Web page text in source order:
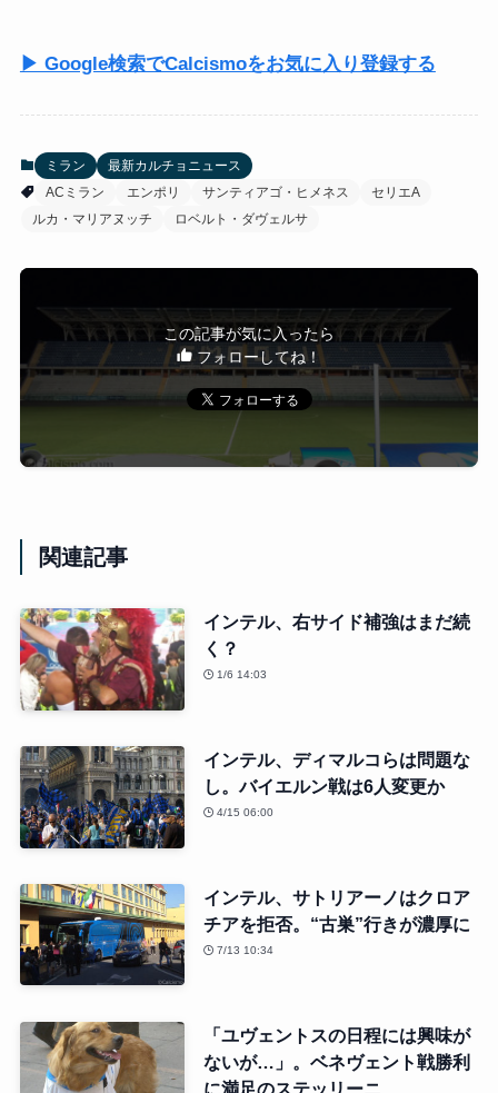
▶ Google検索でCalcismoをお気に入り登録する
ミラン
最新カルチョニュース
ACミラン
エンポリ サンティアゴ・ヒメネス
セリエA
ルカ・マリアヌッチ
ロベルト・ダヴェルサ
この記事が気に入ったら
フォローしてね！
関連記事
インテル、右サイド補強はまだ続
く？
1/6 14:03
インテル、ディマルコらは問題な
し。バイエルン戦は6人変更か
4/15 06:00
インテル、サトリアーノはクロア
チアを拒否。“古巣”行きが濃厚に
7/13 10:34
「ユヴェントスの日程には興味が
ないが…」。ベネヴェント戦勝利
に満足のステッリーニ